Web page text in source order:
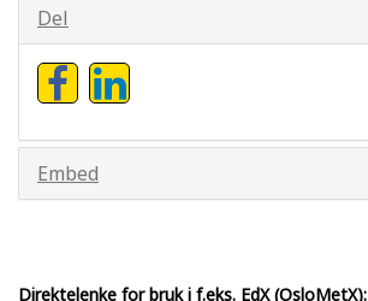
Del
Embed
Direktelenke for bruk i f.eks. EdX (OsloMetX):